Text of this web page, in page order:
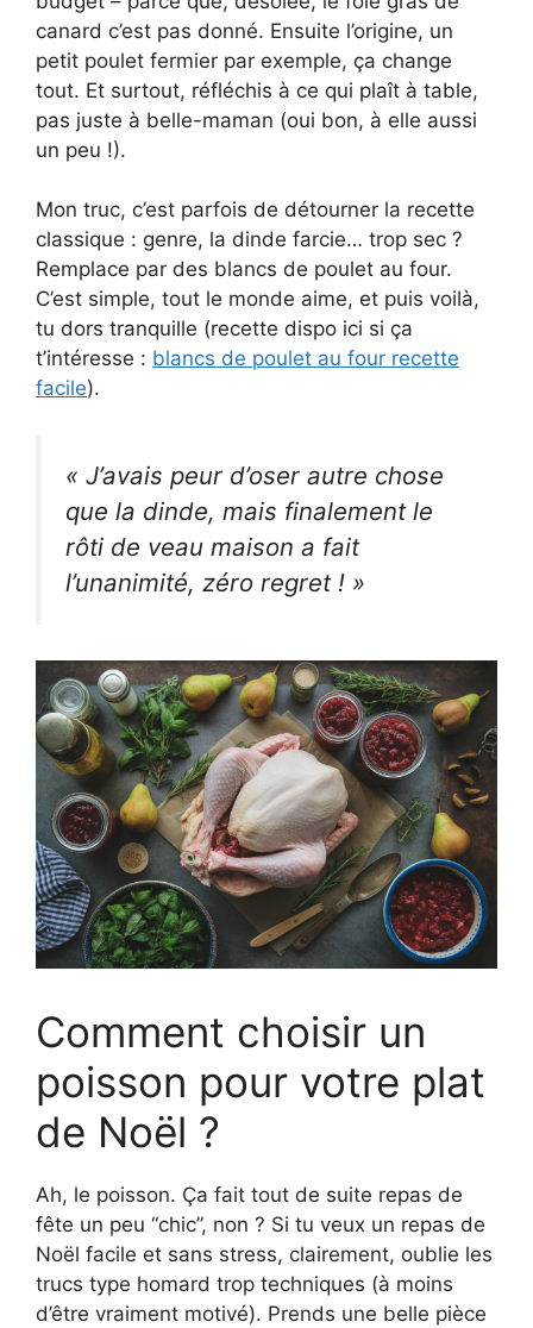
canard c’est pas donné. Ensuite l’origine, un
petit poulet fermier par exemple, ça change
tout. Et surtout, réfléchis à ce qui plaît à table,
pas juste à belle-maman (oui bon, à elle aussi
un peu !).
Mon truc, c’est parfois de détourner la recette
classique : genre, la dinde farcie… trop sec ?
Remplace par des blancs de poulet au four.
C’est simple, tout le monde aime, et puis voilà,
tu dors tranquille (recette dispo ici si ça
t’intéresse : blancs de poulet au four recette
facile).
« J’avais peur d’oser autre chose
que la dinde, mais finalement le
rôti de veau maison a fait
l’unanimité, zéro regret ! »
Comment choisir un
poisson pour votre plat
de Noël ?
Ah, le poisson. Ça fait tout de suite repas de
fête un peu “chic”, non ? Si tu veux un repas de
Noël facile et sans stress, clairement, oublie les
trucs type homard trop techniques (à moins
d’être vraiment motivé). Prends une belle pièce